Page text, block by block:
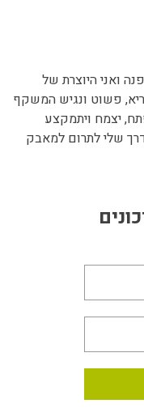
ואני היוצרת של
פשוט ונגיש המשקף
יצמח ויתמקצע
שלי לתרום למאבק